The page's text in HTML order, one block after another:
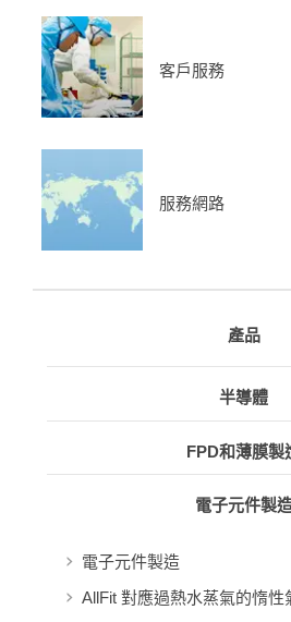
客戶服務
服務網路
產品
半導體
FPD和薄膜製
電子元件製
電子元件製造
AllFit 對應過熱水蒸氣的惰性